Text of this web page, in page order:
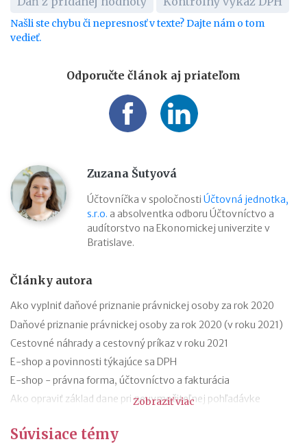
Našli ste chybu či nepresnosť v texte? Dajte nám o tom
vedieť.
Odporučte článok aj priateľom
Zuzana Šutyová
Účtovníčka v spoločnosti Účtovná jednotka,
s.r.o. a absolventka odboru Účtovníctvo a
audítorstvo na Ekonomickej univerzite v
Bratislave.
Články autora
Ako vyplniť daňové priznanie právnickej osoby za rok 2020
Daňové priznanie právnickej osoby za rok 2020 (v roku 2021)
Cestovné náhrady a cestovný príkaz v roku 2021
E-shop a povinnosti týkajúce sa DPH
E-shop - právna forma, účtovníctvo a fakturácia
Ako opraviť základ dane pri nevymožiteľnej pohľadávke
2021
Zobraziť viac
Súvisiace témy